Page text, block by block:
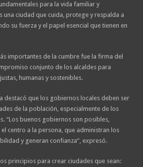
para la vida familiar y
una ciudad que cuida, protege y respalda a
su fuerza y el papel esencial que tienen en
importantes de la cumbre fue la firma del
conjunto de los alcaldes para
humanas y sostenibles.
destacó que los gobiernos locales deben ser
de la población, especialmente de los
“Los buenos gobiernos son posibles,
centro a la persona, que administran los
y generan confianza”, expresó.
principios para crear ciudades que sean: